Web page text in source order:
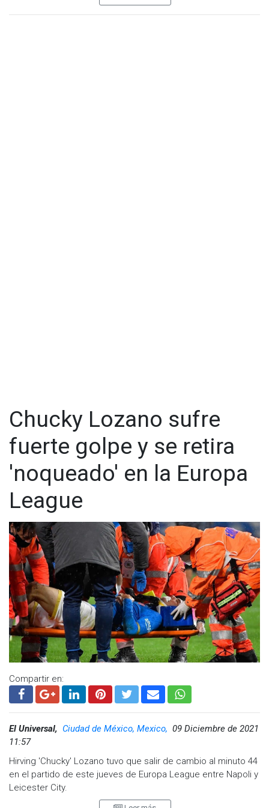
Visita y accede a todo nuestro contenido |
www.cadenanoticias.com| Twitter:@cadena_noticias|
Facebook:@cadenanoticiasmx| Instagram:
@cadena_noticias
| TikTok:@CadenaNoticias| Telegram:
https://t.me/GrupoCadenaResumen |
Chucky Lozano sufre
fuerte golpe y se retira
'noqueado' en la Europa
League
Compartir en:
El Universal, Ciudad de México, Mexico, 09 Diciembre de 2021
11:57
Hirving 'Chucky' Lozano tuvo que salir de cambio al minuto 44
en el partido de este jueves de Europa League entre Napoli y
Leicester City.